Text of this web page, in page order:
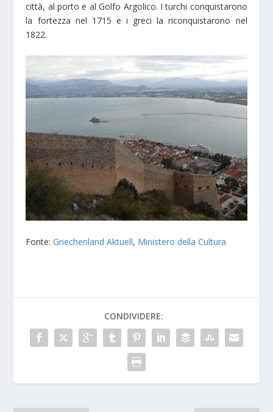
città, al porto e al Golfo Argolico. I turchi conquistarono
la fortezza nel 1715 e i greci la riconquistarono nel
1822.
Fonte:Griechenland Aktuell, Ministero della Cultura
CONDIVIDERE: